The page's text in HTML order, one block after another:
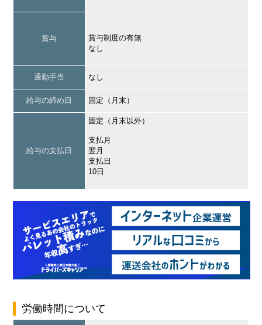
賞与
賞与制度の有無
なし
通勤手当 なし
給与の締め日 固定（月末）
給与の支払日
固定（月末以外）
支払月
翌月
支払日
10日
労働時間について